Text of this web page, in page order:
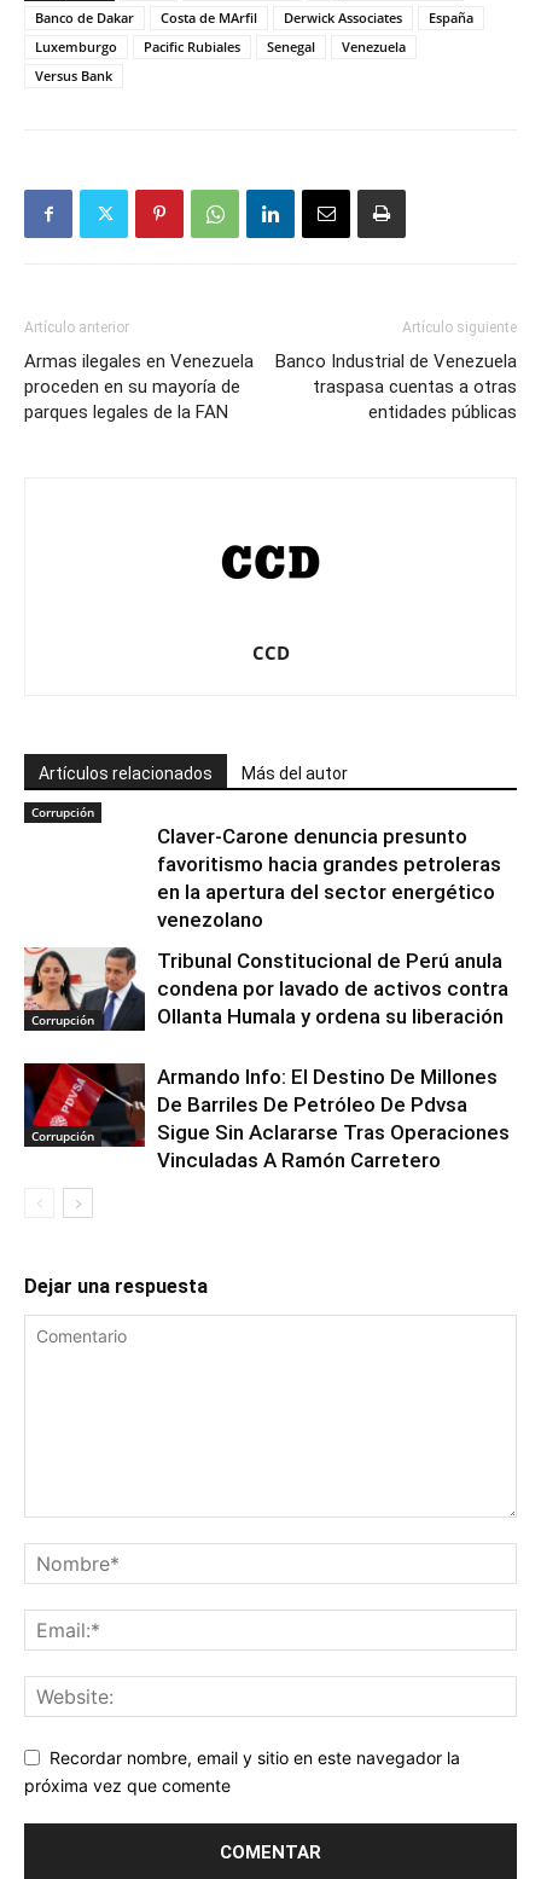
Banco de Dakar
Costa de MArfil Derwick Associates
España
Luxemburgo
Pacific Rubiales Senegal
Venezuela
Versus Bank
Artículo anterior
Armas ilegales en Venezuela
proceden en su mayoría de
parques legales de la FAN
Artículo siguiente
Banco Industrial de Venezuela
traspasa cuentas a otras
entidades públicas
CCD
Artículos relacionados Más del autor
Corrupción
Claver-Carone denuncia presunto
favoritismo hacia grandes petroleras
en la apertura del sector energético
venezolano
Corrupción
Tribunal Constitucional de Perú anula
condena por lavado de activos contra
Ollanta Humala y ordena su liberación
Corrupción
Armando Info: El Destino De Millones
De Barriles De Petróleo De Pdvsa
Sigue Sin Aclararse Tras Operaciones
Vinculadas A Ramón Carretero
Dejar una respuesta
Recordar nombre, email y sitio en este navegador la
próxima vez que comente